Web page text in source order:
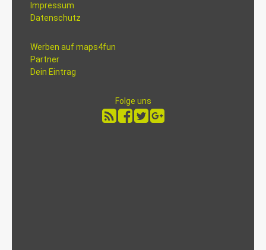
Impressum
Datenschutz
Werben auf maps4fun
Partner
Dein Eintrag
Folge uns